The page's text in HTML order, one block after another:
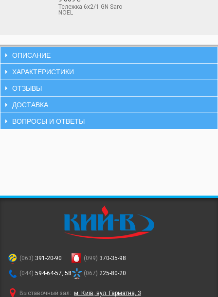
Тележка 6х2/1 GN Saro
NOEL
ОПИСАНИЕ
ХАРАКТЕРИСТИКИ
ОТЗЫВЫ
ДОСТАВКА
ВОПРОСЫ И ОТВЕТЫ
(063) 391-20-90
(044) 594-64-57, 58
(099) 370-35-98
(067) 225-80-20
Выставочный зал: м. Київ, вул. Гарматна, 3